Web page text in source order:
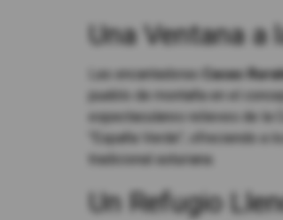
Una Ventana a
Las encantadoras Casas
pueblo de montaña en el
espectaculares relieves de la
"España Verde", ofreciendo
tradicional asturiana.
Un Refugio